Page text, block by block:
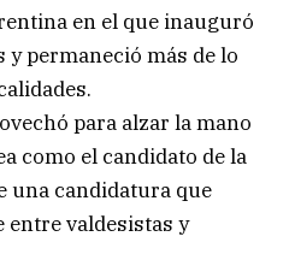
en el que inauguró
permaneció más de lo
para alzar la mano
como el candidato de la
una candidatura que
entre valdesistas y